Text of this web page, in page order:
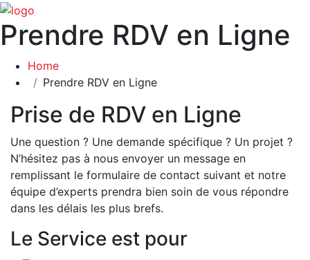
Prendre RDV en Ligne
Home
Prendre RDV en Ligne
Prise de RDV en Ligne
Une question ? Une demande spécifique ? Un projet ?
N’hésitez pas à nous envoyer un message en
remplissant le formulaire de contact suivant et notre
équipe d’experts prendra bien soin de vous répondre
dans les délais les plus brefs.
Le Service est pour